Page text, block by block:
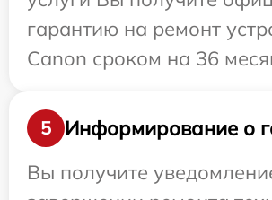
гарантию на ремонт
Canon сроком на 36
5
Информирование о
Вы получите